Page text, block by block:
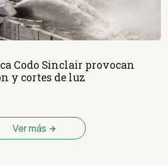
Codo Sinclair provocan
y cortes de luz
Ver más